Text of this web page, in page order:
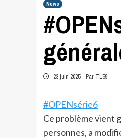
News
23 juin 2025 Par TL59
#OPENsérie6
Ce problème vient
personnes, a